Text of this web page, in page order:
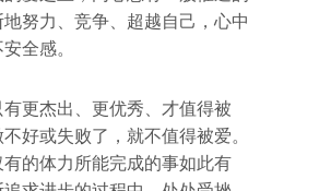
努力、竞争、超越自己，心中
全感。
更杰出、更优秀、才值得被
好或失败了，就不值得被爱。
的体力所能完成的事如此有